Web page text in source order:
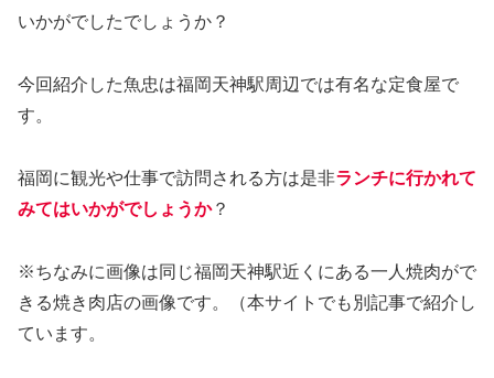
いかがでしたでしょうか？
今回紹介した魚忠は福岡天神駅周辺では有名な定食屋で
す。
福岡に観光や仕事で訪問される方は是非ランチに行かれて
みてはいかがでしょうか？
※ちなみに画像は同じ福岡天神駅近くにある一人焼肉がで
きる焼き肉店の画像です。（本サイトでも別記事で紹介し
ています。